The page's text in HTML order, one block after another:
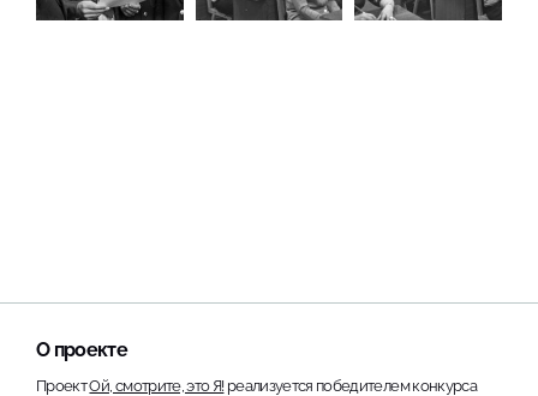
О проекте
ПроектОй, смотрите, это Я! реализуется победителем конкурса